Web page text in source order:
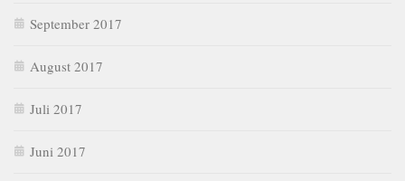
September 2017
August 2017
Juli 2017
Juni 2017